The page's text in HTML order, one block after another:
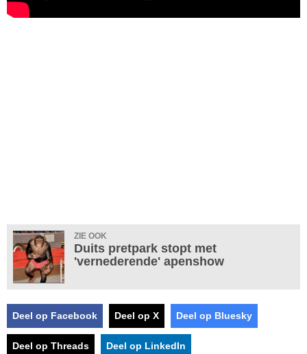
ZIE OOK
Duits pretpark stopt met
'vernederende' apenshow
Deel op Facebook Deel op X Deel op Bluesky
Deel op Threads Deel op LinkedIn